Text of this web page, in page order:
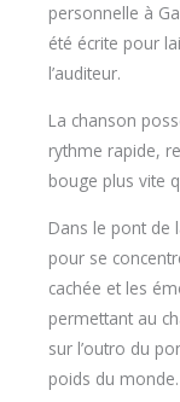
personnelle à
été écrite pour
l’auditeur.
La chanson
rythme rapide,
bouge plus vite
Dans le pont de
pour se
cachée et les
permettant au
sur l’outro du
poids du monde.